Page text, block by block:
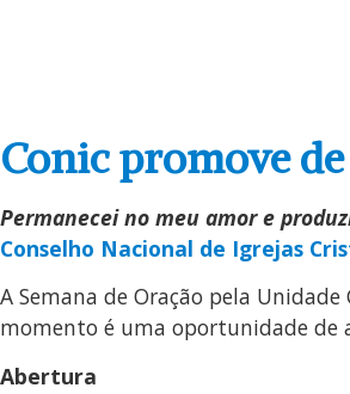
Conic promove
Permanecei no meu amor e
Conselho Nacional de Igrejas
A Semana de Oração pela
momento é uma oportunidade de
Abertura